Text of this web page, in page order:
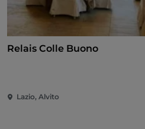
Relais Colle Buono
Lazio, Alvito